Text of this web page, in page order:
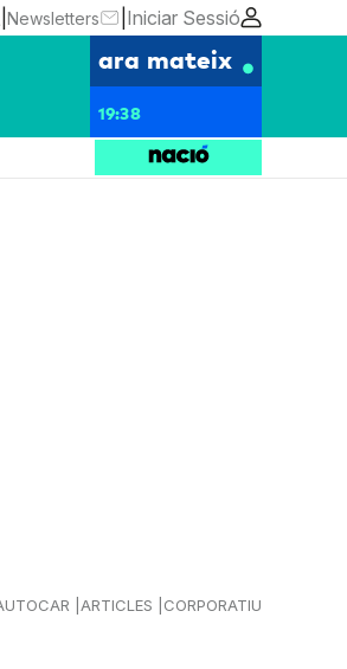
Newsletters Iniciar Sessió
ara mateix
19:38
ARTICLES CORPORATIU